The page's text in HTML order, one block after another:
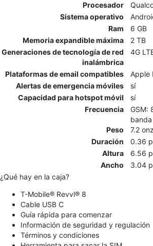
Procesador
Sistema operativo
Ram
6 GB
Memoria expandible máxima
2 TB
Generaciones de tecnología de red
inalámbrica
4G
Plataformas de email compatibles
Apple
Alertas de emergencia móviles
sí
Capacidad para hotspot móvil
sí
Frecuencia
GSM:
Peso
7.2
Duración
0.36
Altura
6.56
Ancho
3.04
¿Qué hay en la caja?
T-Mobile® Revvl® 8
Cable USB C
Guía rápida para comenzar
Información de seguridad y regulación
Términos y condiciones